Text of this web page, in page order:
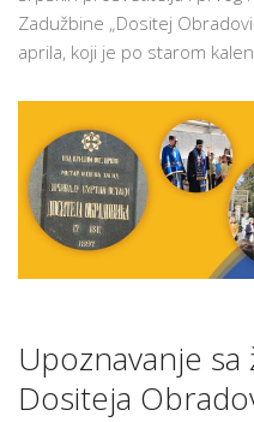
Zadužbine „Dositej
aprila, koji je po starom
Upoznavanje
Dositeja